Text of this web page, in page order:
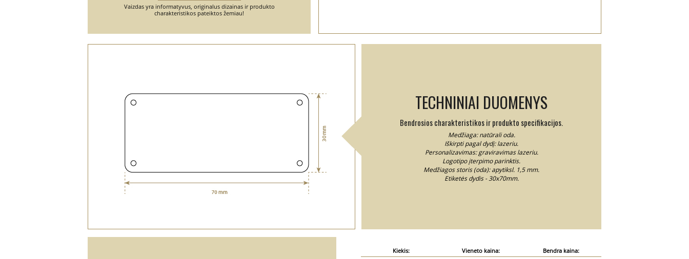
Vaizdas yra informatyvus, originalus dizainas ir produkto
charakteristikos pateiktos žemiau!
TECHNINIAI DUOMENYS
Bendrosios charakteristikos ir produkto specifikacijos.
Medžiaga: natūrali oda.
Iškirpti pagal dydį: lazeriu.
Personalizavimas: graviravimas lazeriu.
Logotipo įterpimo parinktis.
Medžiagos storis (oda): apytiksl. 1,5 mm.
Etiketės dydis - 30x70mm.
Kiekis: Vieneto kaina:
Bendra kaina: